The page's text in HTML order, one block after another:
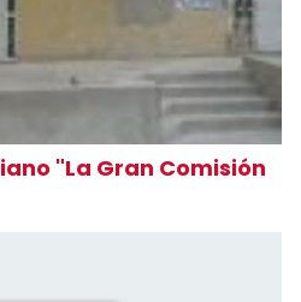
"La Gran Comisión